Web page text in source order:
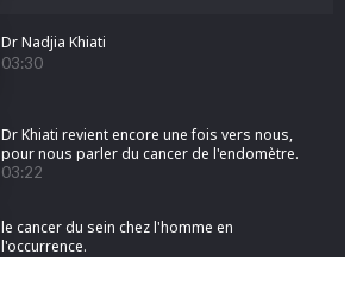
Dr Nadjia Khiati
03:30
Dr Khiati revient encore une fois vers nous,
pour nous parler du cancer de l'endomètre.
03:22
le cancer du sein chez l'homme en
l'occurrence.